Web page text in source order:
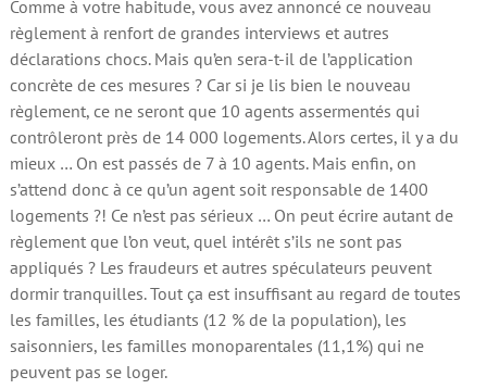
Comme à votre habitude, vous avez annoncé ce nouveau
règlement à renfort de grandes interviews et autres
déclarations chocs. Mais qu’en sera-t-il de l’application
concrète de ces mesures ? Car si je lis bien le nouveau
règlement, ce ne seront que 10 agents assermentés qui
contrôleront près de 14 000 logements. Alors certes, il y a du
mieux … On est passés de 7 à 10 agents. Mais enfin, on
s’attend donc à ce qu’un agent soit responsable de 1400
logements ?! Ce n’est pas sérieux … On peut écrire autant de
règlement que l’on veut, quel intérêt s’ils ne sont pas
appliqués ? Les fraudeurs et autres spéculateurs peuvent
dormir tranquilles. Tout ça est insuffisant au regard de toutes
les familles, les étudiants (12 % de la population), les
saisonniers, les familles monoparentales (11,1%) qui ne
peuvent pas se loger.